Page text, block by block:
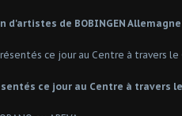
d'artistes de BOBINGEN
ce jour au Centre à travers le